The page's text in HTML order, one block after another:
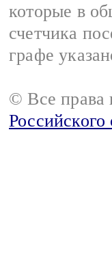
которые в
счетчика
графе
© Все права
Российского